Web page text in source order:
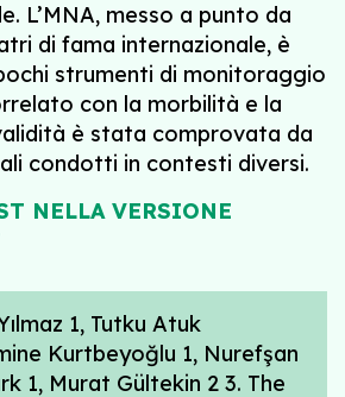
L’MNA, messo a punto da
di fama internazionale, è
strumenti di monitoraggio
con la morbilità e la
è stata comprovata da
condotti in contesti diversi.
NELLA VERSIONE
1, Tutku Atuk
Kurtbeyoğlu 1, Nurefşan
1, Murat Gültekin 2 3. The